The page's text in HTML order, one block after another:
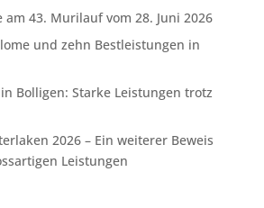
am 43. Murilauf vom 28. Juni 2026
und zehn Bestleistungen in
Bolligen: Starke Leistungen trotz
2026 – Ein weiterer Beweis
Leistungen